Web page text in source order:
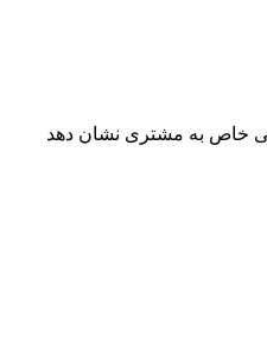
خاص به مشتری نشان دهد